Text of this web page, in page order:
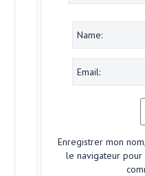
Enregistrer mon
le navigateur